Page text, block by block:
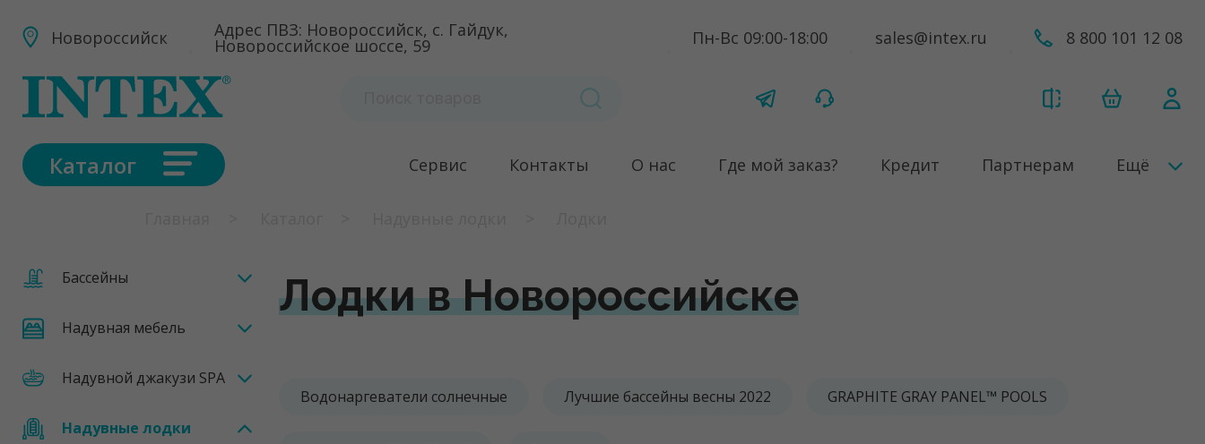
Новороссийск Адрес ПВЗ: Новороссийск, с. Гайдук,
Новороссийское шоссе, 59 Пн-Вс 09:00-18:00 sales@intex.ru 8 800 101 12 08
Каталог Сервис Контакты О нас Где мой заказ? Кредит Партнерам Ещё
Бассейны
Надувная мебель
Надувной джакузи SPA
Надувные лодки
Лодки в Новороссийске
Водонаргеватели солнечные Лучшие бассейны весны 2022 GRAPHITE GRAY PANEL™ POOLS